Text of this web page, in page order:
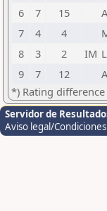
6
7 15
7
4 4
8
3 2 IM
9
7 12
*) Rating
Servidor de
Aviso legal/